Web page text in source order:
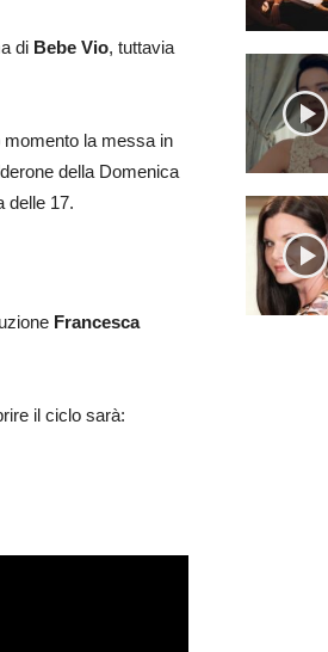
di Bebe Vio, tuttavia
la messa in
della Domenica
delle 17.
Francesca
il ciclo sarà: